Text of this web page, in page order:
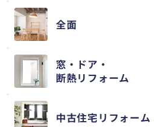
全面
窓・ドア・
断熱リフォーム
中古住宅 リフォーム